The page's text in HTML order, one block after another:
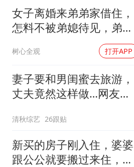
女子离婚来弟弟家借住，
怎料不被弟媳待见，弟媳
树心全观 打开APP
妻子要和男闺蜜去旅游，
丈夫竟然这样做…网友：
清秋综艺 26跟贴
新买的房子刚入住，婆婆
跟公公就要搬过来住，分